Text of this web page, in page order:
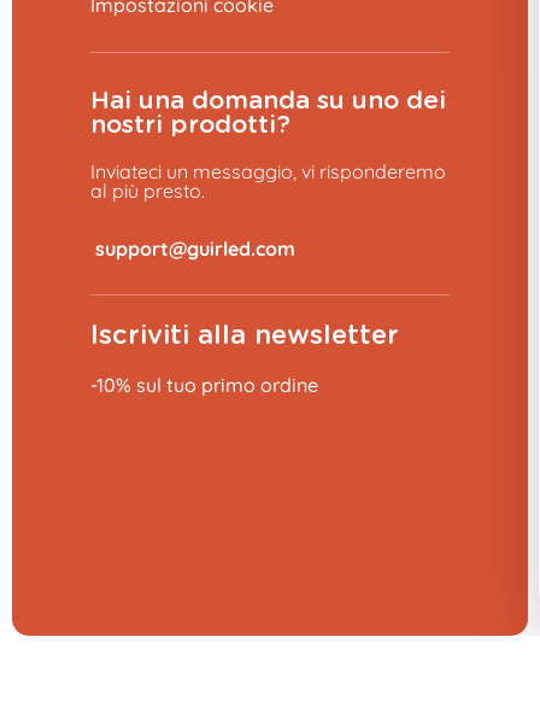
Hai una domanda su uno dei
nostri prodotti?
Inviateci un messaggio, vi risponderemo
al più presto.
Iscriviti alla newsletter
-10% sul tuo primo ordine
Sconto del 10% 👋